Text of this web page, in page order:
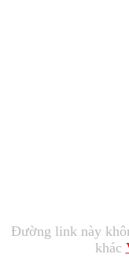
Đường link này
khác